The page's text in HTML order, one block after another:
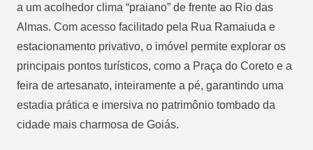
a um acolhedor clima “praiano” de frente ao Rio das
Almas. Com acesso facilitado pela Rua Ramaiuda e
estacionamento privativo, o imóvel permite explorar os
principais pontos turísticos, como a Praça do Coreto e a
feira de artesanato, inteiramente a pé, garantindo uma
estadia prática e imersiva no patrimônio tombado da
cidade mais charmosa de Goiás.